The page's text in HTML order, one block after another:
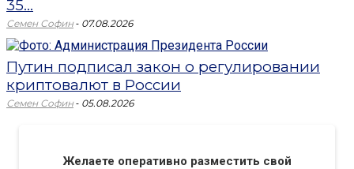
35...
Семен Софин - 07.08.2026
Путин подписал закон о регулировании
криптовалют в России
Семен Софин - 05.08.2026
Желаете оперативно разместить свой